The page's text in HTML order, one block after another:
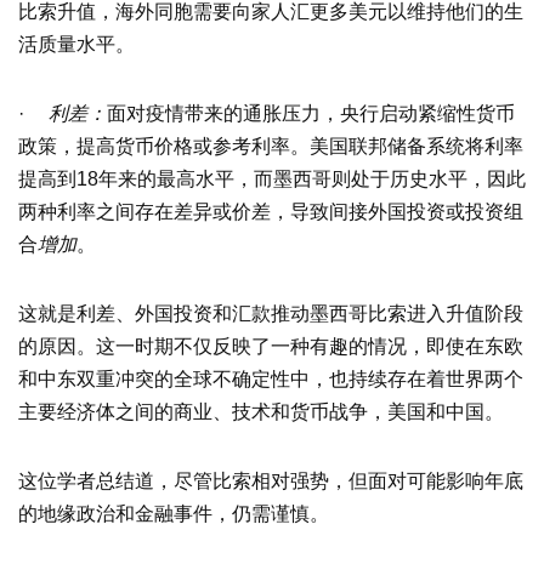
比索升值，海外同胞需要向家人汇更多美元以维持他们的生
活质量水平。
· 利差： 面对疫情带来的通胀压力，央行启动紧缩性货币
政策，提高货币价格或参考利率。美国联邦储备系统将利率
提高到18年来的最高水平，而墨西哥则处于历史水平，因此
两种利率之间存在差异或价差，导致间接外国投资或投资组
合增加。
这就是利差、外国投资和汇款推动墨西哥比索进入升值阶段
的原因。这一时期不仅反映了一种有趣的情况，即使在东欧
和中东双重冲突的全球不确定性中，也持续存在着世界两个
主要经济体之间的商业、技术和货币战争，美国和中国。
这位学者总结道，尽管比索相对强势，但面对可能影响年底
的地缘政治和金融事件，仍需谨慎。